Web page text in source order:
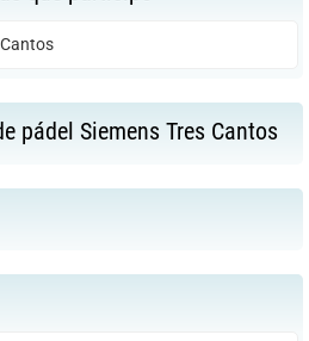
pádel Siemens Tres Cantos